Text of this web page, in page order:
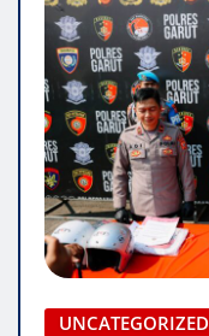
UNCATEGORIZED